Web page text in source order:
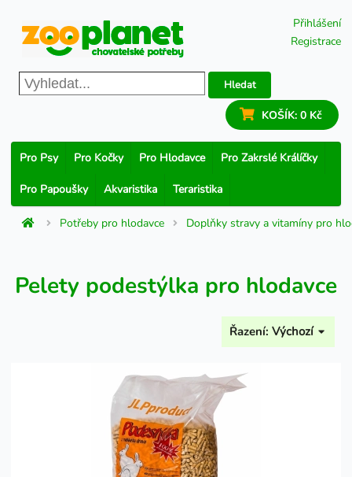
Přihlášení
Registrace
Hledat
KOŠÍK: 0 Kč
Pro Psy Pro Kočky Pro Hlodavce Pro Zakrslé Králíčky
Pro Papoušky Akvaristika Teraristika
Potřeby pro hlodavce Doplňky stravy a vitamíny pro
Pelety podestýlka pro hlodavce
Řazení: Výchozí